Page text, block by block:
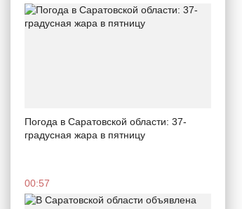
Погода в Саратовской области: 37-
градусная жара в пятницу
00:57